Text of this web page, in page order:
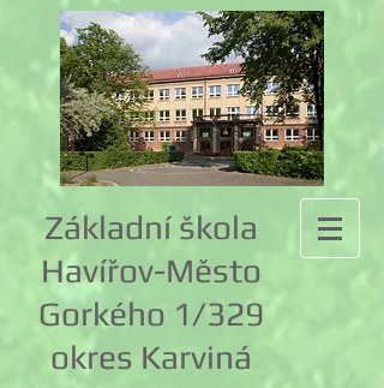
Základní škola
Havířov-Město
Gorkého 1/329
okres Karviná